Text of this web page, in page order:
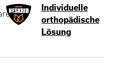
Individuelle
orthopädische
Lösung